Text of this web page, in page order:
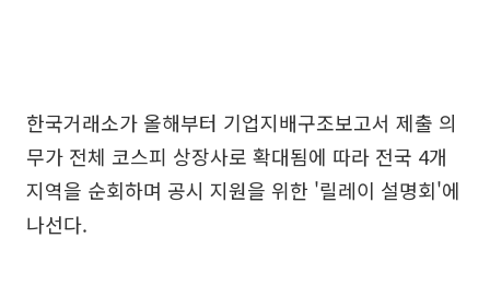
한국거래소가 올해부터 기업지배구조보고서 제출 의
무가 전체 코스피 상장사로 확대됨에 따라 전국 4개
지역을 순회하며 공시 지원을 위한 '릴레이 설명회'에
나선다.